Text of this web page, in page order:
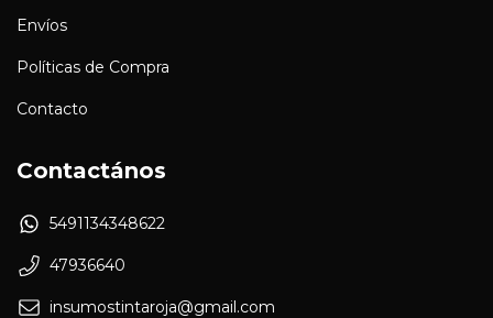
Envíos
Políticas de Compra
Contacto
Contactános
5491134348622
47936640
insumostintaroja@gmail.com